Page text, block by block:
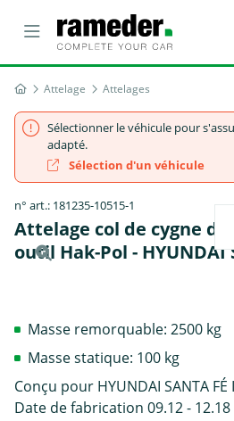
Attelage Attelages
Sélectionner le véhicule pour
adapté.
Sélection d'un véhicule
n° art.: 181235-10515-1
Attelage col de cygne
outil Hak-Pol - HYUNDAI
Masse remorquable: 2500 kg
Masse statique: 100 kg
Conçu pour HYUNDAI SANTA FÉ
Date de fabrication 09.12 - 12.18